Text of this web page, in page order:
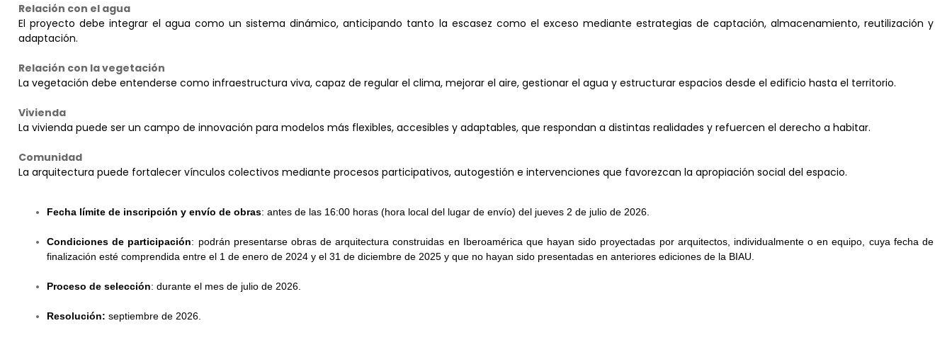
Relación con el agua
El proyecto debe integrar el agua como un sistema dinámico, anticipando tanto la escasez como el exceso mediante estrategias de captación, almacenamiento, reutilización y
adaptación.
Relación con la vegetación
La vegetación debe entenderse como infraestructura viva, capaz de regular el clima, mejorar el aire, gestionar el agua y estructurar espacios desde el edificio hasta el territorio.
Vivienda
La vivienda puede ser un campo de innovación para modelos más flexibles, accesibles y adaptables, que respondan a distintas realidades y refuercen el derecho a habitar.
Comunidad
La arquitectura puede fortalecer vínculos colectivos mediante procesos participativos, autogestión e intervenciones que favorezcan la apropiación social del espacio.
Fecha límite de inscripción y envío de obras: antes de las 16:00 horas (hora local del lugar de envío) del jueves 2 de julio de 2026.
Condiciones de participación: podrán presentarse obras de arquitectura construidas en Iberoamérica que hayan sido proyectadas por arquitectos, individualmente o en equipo, cuya fecha de
finalización esté comprendida entre el 1 de enero de 2024 y el 31 de diciembre de 2025 y que no hayan sido presentadas en anteriores ediciones de la BIAU.
Proceso de selección: durante el mes de julio de 2026.
Resolución: septiembre de 2026.